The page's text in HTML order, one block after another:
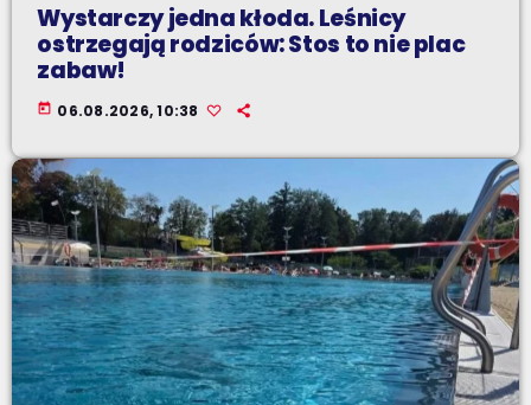
Wystarczy jedna kłoda. Leśnicy
ostrzegają rodziców: Stos to nie plac
zabaw!
today 06.08.2026, 10:38